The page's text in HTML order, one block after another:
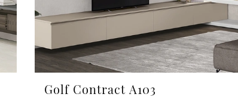
Golf Contract A103